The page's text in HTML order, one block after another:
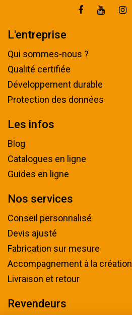
L'entreprise
Qui sommes-nous ?
Qualité certifiée
Développement durable
Protection des données
Les infos
Blog
Catalogues en ligne
Guides en ligne
Nos services
Conseil personnalisé
Devis ajusté
Fabrication sur mesure
Accompagnement à la création
Livraison et retour
Revendeurs